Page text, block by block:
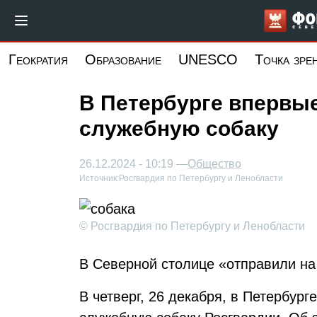
основному
Геократия Образование UNESCO Точка
В Петербурге
служебную собаку
26.12.2024 - 10:19 —Общество
Источник: Росгвардия по Петербургу и Ленобласти
© Росгвардия по Петербургу и Ленобласти
В Северной столице «отправили
В четверг, 26 декабря, в